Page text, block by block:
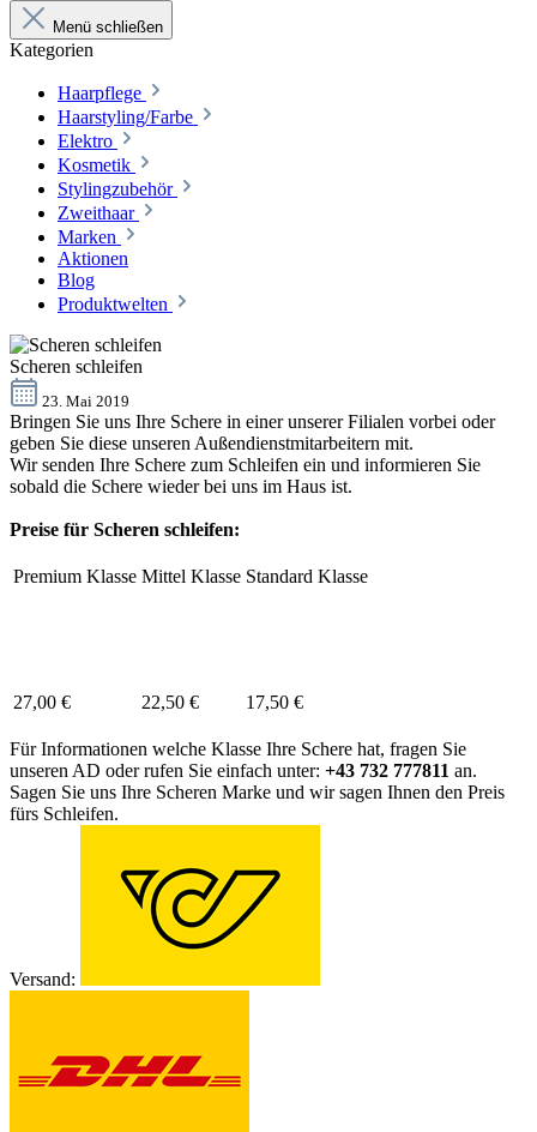
Menü schließen
Kategorien
Haarpflege
Haarstyling/Farbe
Elektro
Kosmetik
Stylingzubehör
Zweithaar
Marken
Aktionen
Blog
Produktwelten
Scheren schleifen
23. Mai 2019
Bringen Sie uns Ihre Schere in einer unserer Filialen vorbei oder
geben Sie diese unseren Außendienstmitarbeitern mit.
Wir senden Ihre Schere zum Schleifen ein und informieren Sie
sobald die Schere wieder bei uns im Haus ist.
Preise für Scheren schleifen:
Premium Klasse Mittel Klasse Standard Klasse
27,00 € 22,50 € 17,50 €
Für Informationen welche Klasse Ihre Schere hat, fragen Sie
unseren AD oder rufen Sie einfach unter: +43 732 777811 an.
Sagen Sie uns Ihre Scheren Marke und wir sagen Ihnen den Preis
fürs Schleifen.
Versand: